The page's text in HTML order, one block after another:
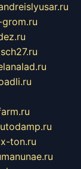
x-ton.ru
manunae.ru